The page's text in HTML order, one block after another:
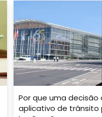
Por que uma decisão
aplicativo de trânsito